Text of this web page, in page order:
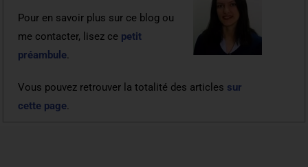
Pour en savoir plus sur ce blog ou
me contacter, lisez ce petit
préambule.
Vous pouvez retrouver la totalité des articles sur
cette page.